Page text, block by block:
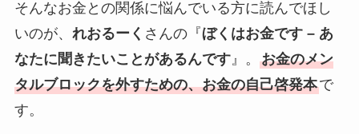
そんなお金との関係に悩んでいる方に読んでほし
いのが、 れおるーく さんの『ぼくはお金です – あ
なたに聞きたいことがあるんです』。 お金のメン
タルブロックを外すための、お金の自己啓発本で
す。